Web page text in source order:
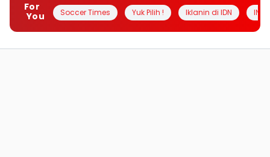
For
You
Soccer Times Yuk Pilih ! Iklanin di IDN